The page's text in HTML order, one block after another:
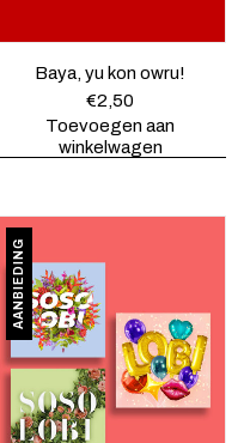
Baya, yu kon owru!
€2,50
Toevoegen aan
winkelwagen
AANBIEDING